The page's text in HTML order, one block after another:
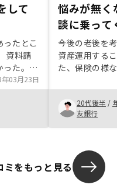
して
たとこ
資料請
た。
円滑な連
から面
れぬう
る。
思うが、
の返済と
03月23日
悩みが無く
談に乗って
今後の老後を
資産運用する
た、保険の様
は良いことだ
した。 ご結
すめです。
20代後半 /
友銀行
ミをもっと見る